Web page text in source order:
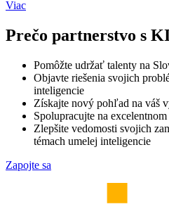
Viac
Prečo partnerstvo s
Pomôžte udržať talenty na
Objavte riešenia svojich
inteligencie
Získajte nový pohľad na váš
Spolupracujte na
Zlepšite vedomosti svojich
témach umelej inteligencie
Zapojte sa